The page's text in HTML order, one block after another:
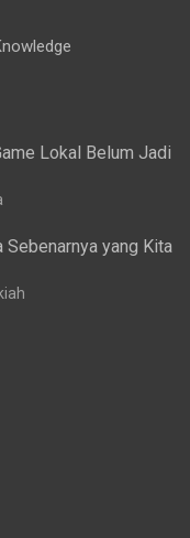
Lokal Belum Jadi
yang Kita